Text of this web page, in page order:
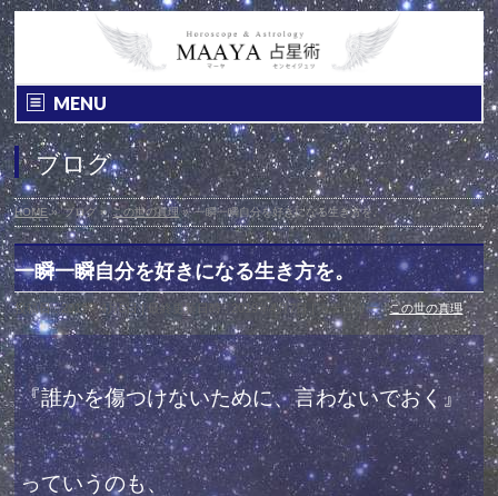
MENU
ブログ
HOME» ブログ » この世の真理» 一瞬一瞬自分を好きになる生き方を。
一瞬一瞬自分を好きになる生き方を。
投稿日 : 2019年4月5日 最終更新日時 : 2019年4月7日 カテゴリー :この世の真理
『誰かを傷つけないために、言わないでおく』
っていうのも、